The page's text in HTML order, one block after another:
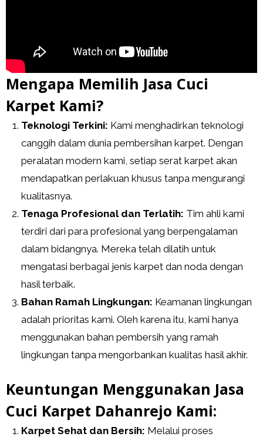
Mengapa Memilih Jasa Cuci
Karpet Kami?
Teknologi Terkini: Kami menghadirkan teknologi
canggih dalam dunia pembersihan karpet. Dengan
peralatan modern kami, setiap serat karpet akan
mendapatkan perlakuan khusus tanpa mengurangi
kualitasnya.
Tenaga Profesional dan Terlatih: Tim ahli kami
terdiri dari para profesional yang berpengalaman
dalam bidangnya. Mereka telah dilatih untuk
mengatasi berbagai jenis karpet dan noda dengan
hasil terbaik.
Bahan Ramah Lingkungan: Keamanan lingkungan
adalah prioritas kami. Oleh karena itu, kami hanya
menggunakan bahan pembersih yang ramah
lingkungan tanpa mengorbankan kualitas hasil akhir.
Keuntungan Menggunakan Jasa
Cuci Karpet Dahanrejo Kami:
Karpet Sehat dan Bersih: Melalui proses